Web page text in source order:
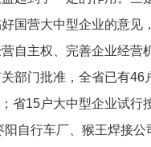
国营大中型企业的意见
自主权、完善企业经营
部门批准，全省已有46
省15户大中型企业试
自行车厂、猴王焊接